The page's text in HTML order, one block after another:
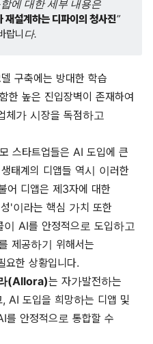
에 대한 세부 내용은
계하는 디파이의 청사진”
랍니다.
구축에는 방대한 학습
한 높은 진입장벽이 존재하여
체가 시장을 독점하고
스타트업들은 AI 도입에 큰
태계의 디앱들 역시 이러한
어 디앱은 제3자에 대한
'이라는 핵심 가치 또한
AI를 안정적으로 도입하고
제공하기 위해서는
요한 상황입니다.
(Allora)는 자가발전하는
AI 도입을 희망하는 디앱 및
를 안정적으로 통합할 수